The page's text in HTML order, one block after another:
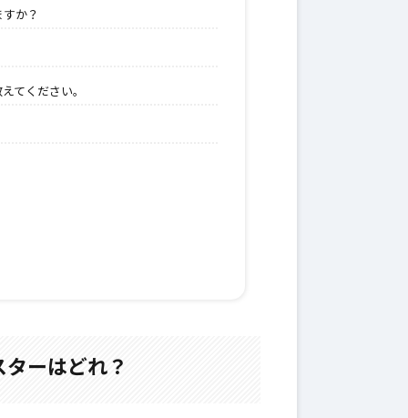
か？
てください。
ーはどれ？